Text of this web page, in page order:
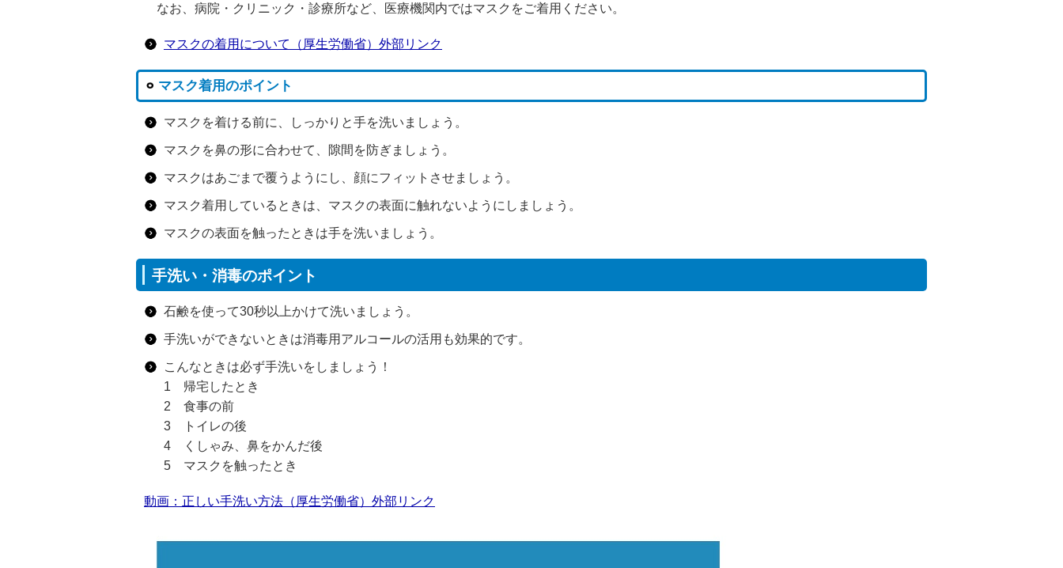
なお、病院・クリニック・診療所など、医療機関内ではマスクをご着用ください。
マスクの着用について（厚生労働省） 外部リンク
マスク着用のポイント
マスクを着ける前に、しっかりと手を洗いましょう。
マスクを鼻の形に合わせて、隙間を防ぎましょう。
マスクはあごまで覆うようにし、顔にフィットさせましょう。
マスク着用しているときは、マスクの表面に触れないようにしましょう。
マスクの表面を触ったときは手を洗いましょう。
手洗い・消毒のポイント
石鹸を使って30秒以上かけて洗いましょう。
手洗いができないときは消毒用アルコールの活用も効果的です。
こんなときは必ず手洗いをしましょう！
1 帰宅したとき
2 食事の前
3 トイレの後
4 くしゃみ、鼻をかんだ後
5 マスクを触ったとき
動画：正しい手洗い方法（厚生労働省） 外部リンク